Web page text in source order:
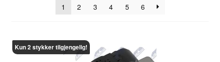
1
2 3 4 5 6
Kun 2 stykker tilgjengelig!